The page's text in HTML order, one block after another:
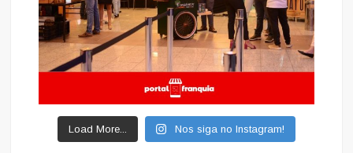
Load More... Nos siga no Instagram!